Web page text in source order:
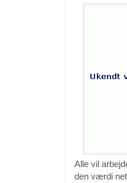
Alle vil
den værdi